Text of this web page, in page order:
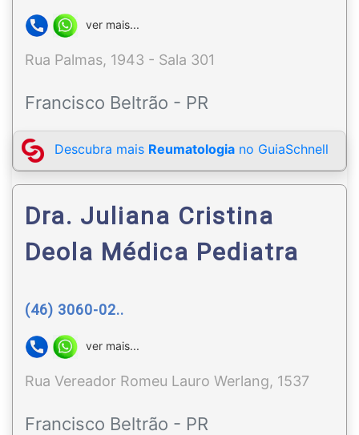
ver mais...
Rua Palmas, 1943 - Sala 301
Francisco Beltrão - PR
Descubra mais Reumatologia no GuiaSchnell
Dra. Juliana Cristina
Deola Médica Pediatra
(46) 3060-02..
ver mais...
Rua Vereador Romeu Lauro Werlang, 1537
Francisco Beltrão - PR